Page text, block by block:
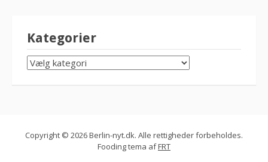
Kategorier
KATEGORIER
Copyright © 2026 Berlin-nyt.dk. Alle rettigheder forbeholdes.
Fooding tema afFRT